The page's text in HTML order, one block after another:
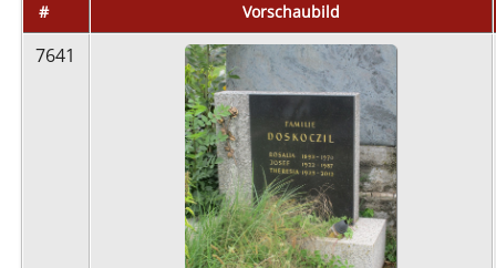
# Vorschaubild
7641